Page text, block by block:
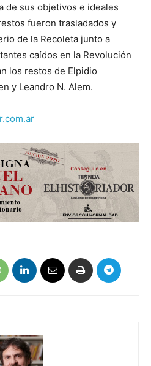
de sus objetivos e ideales
fueron trasladados y
de la Recoleta junto a
caídos en la Revolución
los restos de Elpidio
y Leandro N. Alem.